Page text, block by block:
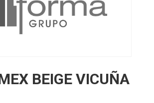
BEIGE VICUÑA